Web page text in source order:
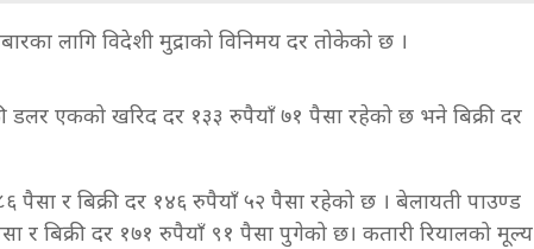
लागि विदेशी मुद्राको विनिमय दर तोकेको छ ।
डलर एकको खरिद दर १३३ रुपैयाँ ७१ पैसा रहेको छ भने बिक्री दर
पैसा र बिक्री दर १४६ रुपैयाँ ५२ पैसा रहेको छ । बेलायती पाउण्ड
र बिक्री दर १७१ रुपैयाँ ९१ पैसा पुगेको छ। कतारी रियालको मूल्य